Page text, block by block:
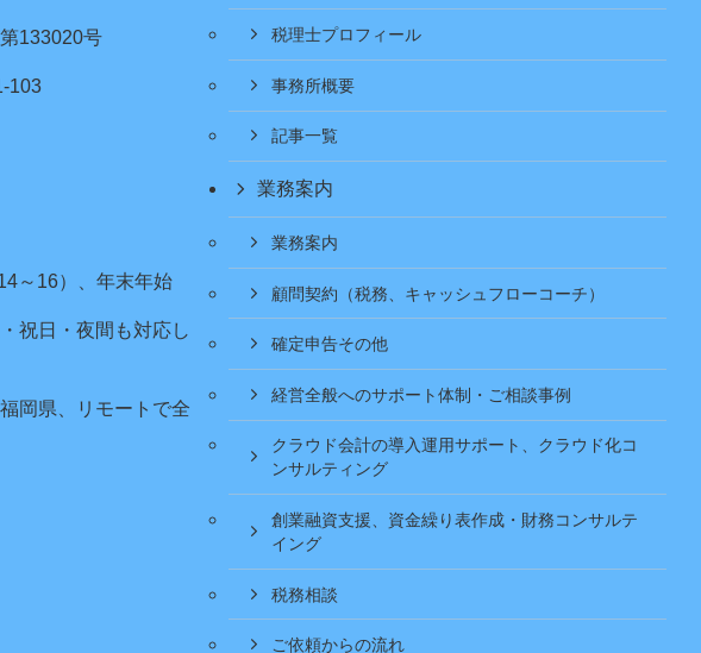
133020号
103
～16）、年末年始
祝日・夜間も対応し
岡県、リモートで全
税理士プロフィール
事務所概要
記事一覧
業務案内
業務案内
顧問契約（税務、キャッシュフローコーチ）
確定申告その他
経営全般へのサポート体制・ご相談事例
クラウド会計の導入運用サポート、クラウド化コ
ンサルティング
創業融資支援、資金繰り表作成・財務コンサルテ
イング
税務相談
ご依頼からの流れ